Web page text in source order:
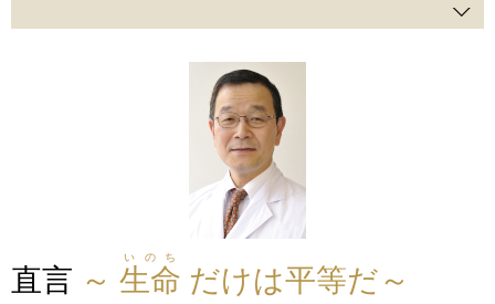
直言 ～ 生命
いのち
だけは平等だ～